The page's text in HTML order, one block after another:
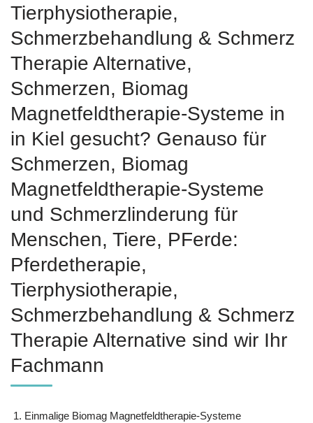
Tierphysiotherapie,
Schmerzbehandlung & Schmerz
Therapie Alternative,
Schmerzen, Biomag
Magnetfeldtherapie-Systeme in
in Kiel gesucht? Genauso für
Schmerzen, Biomag
Magnetfeldtherapie-Systeme
und Schmerzlinderung für
Menschen, Tiere, PFerde:
Pferdetherapie,
Tierphysiotherapie,
Schmerzbehandlung & Schmerz
Therapie Alternative sind wir Ihr
Fachmann
Einmalige Biomag Magnetfeldtherapie-Systeme